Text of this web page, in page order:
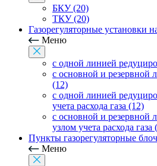
БКУ (20)
ТКУ (20)
Газорегуляторные установки
Меню
с одной линией
с основной и резервной
(12)
с одной линией
учета расхода газа (12)
с основной и резервной
узлом учета расхода газа
Пункты газорегуляторные
Меню